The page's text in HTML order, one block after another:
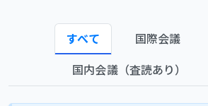
すべて 国際会議
国内会議（査読あり）